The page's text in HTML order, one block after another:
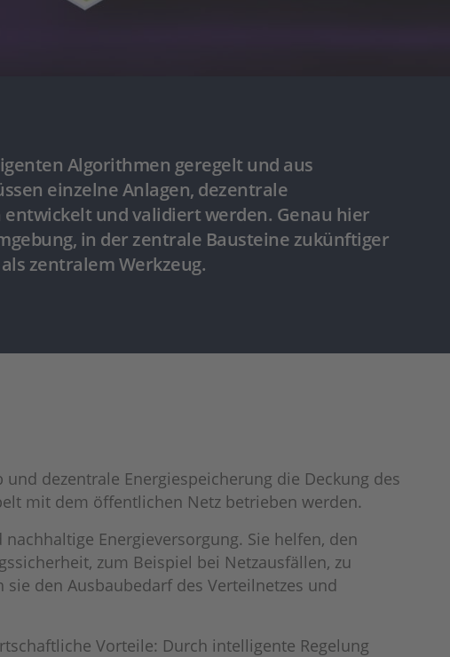
Algorithmen geregelt und aus
einzelne Anlagen, dezentrale
und validiert werden. Genau hier
in der zentrale Bausteine zukünftiger
zentralem Werkzeug.
dezentrale Energiespeicherung die Deckung des
mit dem öffentlichen Netz betrieben werden.
Energieversorgung. Sie helfen, den
zum Beispiel bei Netzausfällen, zu
den Ausbaubedarf des Verteilnetzes und
Vorteile: Durch intelligente Regelung